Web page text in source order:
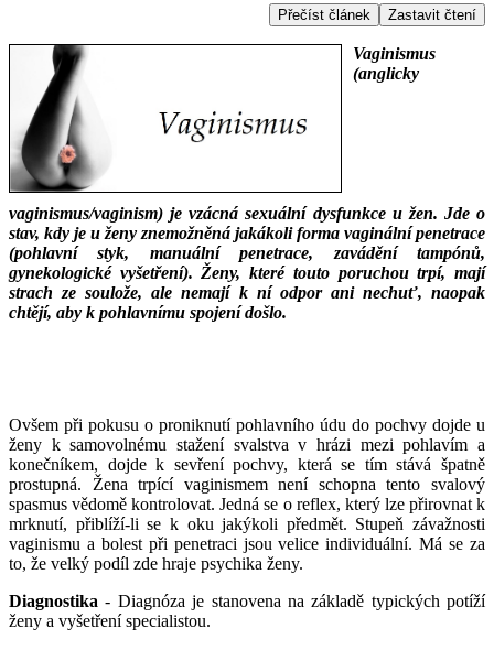
Přečíst článek Zastavit čtení
Vaginismus
(anglicky
vaginismus/vaginism) je vzácná sexuální dysfunkce u žen. Jde o
stav, kdy je u ženy znemožněná jakákoli forma vaginální penetrace
(pohlavní styk, manuální penetrace, zavádění tampónů,
gynekologické vyšetření). Ženy, které touto poruchou trpí, mají
strach ze soulože, ale nemají k ní odpor ani nechuť, naopak
chtějí, aby k pohlavnímu spojení došlo.
Ovšem při pokusu o proniknutí pohlavního údu do pochvy dojde u
ženy k samovolnému stažení svalstva v hrázi mezi pohlavím a
konečníkem, dojde k sevření pochvy, která se tím stává špatně
prostupná. Žena trpící vaginismem není schopna tento svalový
spasmus vědomě kontrolovat. Jedná se o reflex, který lze přirovnat k
mrknutí, přiblíží-li se k oku jakýkoli předmět. Stupeň závažnosti
vaginismu a bolest při penetraci jsou velice individuální. Má se za
to, že velký podíl zde hraje psychika ženy.
Diagnostika - Diagnóza je stanovena na základě typických potíží
ženy a vyšetření specialistou.